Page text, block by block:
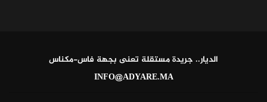
الديار.. جريدة مستقلة تعنى بجهة فاس-مكناس
INFO@ADYARE.MA